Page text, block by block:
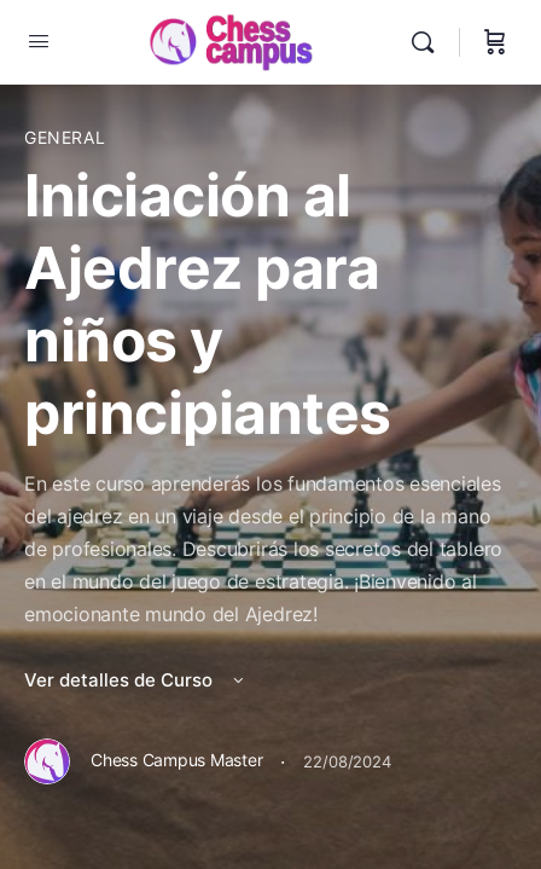
GENERAL
Iniciación al
Ajedrez para
niños y
principiantes
En este curso aprenderás los fundamentos esenciales
del ajedrez en un viaje desde el principio de la mano
de profesionales. Descubrirás los secretos del tablero
en el mundo del juego de estrategia. ¡Bienvenido al
emocionante mundo del Ajedrez!
Ver detalles de Curso
Chess Campus Master · 22/08/2024